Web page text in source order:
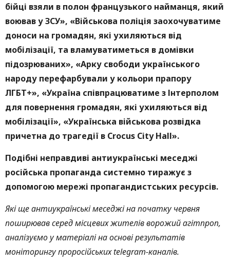
бійці взяли в полон французького найманця, який
воював у ЗСУ», «Військова поліція заохочуватиме
доноси на громадян, які ухиляються від
мобілізації, та вламуватиметься в домівки
підозрюваних», «Арку свободи українського
народу перефарбували у кольори прапору
ЛГБТ+», «Україна співпрацюватиме з Інтерполом
для повернення громадян, які ухиляються від
мобілізації», «Українська військова розвідка
причетна до трагедії в Crocus City Hall».
Подібні неправдиві антиукраїнські меседжі
російська пропаганда системно тиражує з
допомогою мережі пропагандистських ресурсів.
Які ще антиукраїнські меседжі на початку червня
поширював серед місцевих жителів ворожий агітпроп,
аналізуємо у матеріалі на основі результатів
моніторингу проросійських telegram-каналів.